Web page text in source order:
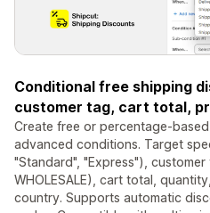
Conditional free shipping
customer tag, cart total,
Create free or percentage-
advanced conditions. Target
"Standard", "Express"), customer
WHOLESALE), cart total,
country. Supports automatic